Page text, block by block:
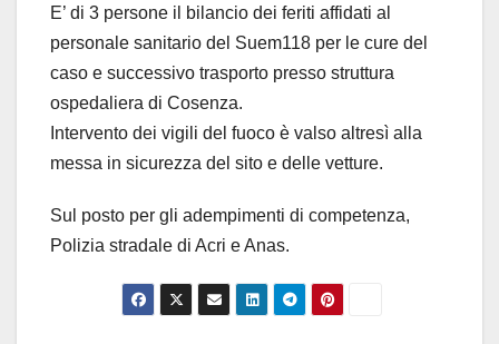
E’ di 3 persone il bilancio dei feriti affidati al
personale sanitario del Suem118 per le cure del
caso e successivo trasporto presso struttura
ospedaliera di Cosenza.
Intervento dei vigili del fuoco è valso altresì alla
messa in sicurezza del sito e delle vetture.
Sul posto per gli adempimenti di competenza,
Polizia stradale di Acri e Anas.